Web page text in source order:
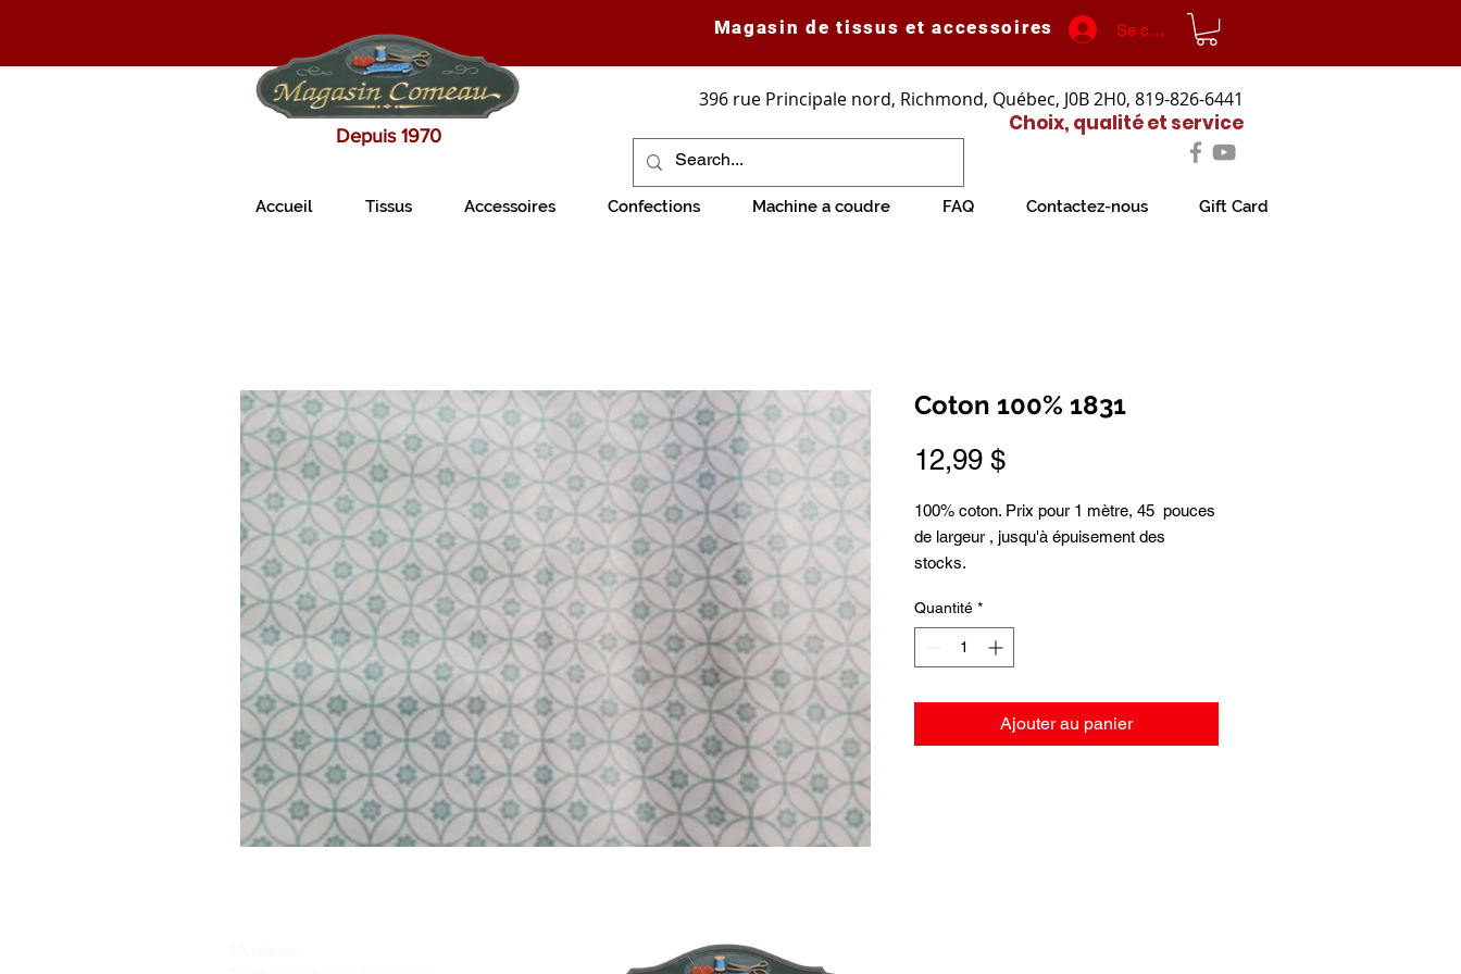
Magasin de tissus et accessoires Se connecter
396 rue Principale nord, Richmond, Québec, J0B 2H0, 819-826-6441
Choix, qualité et service
Depuis 1970
Accueil Tissus Accessoires Confections Machine a coudre FAQ Contactez-nous Gift Card
Coton 100% 1831
12,99 $Prix
100% coton. Prix pour 1 mètre, 45 pouces
de largeur , jusqu'à épuisement des
stocks.
Quantité *
Ajouter au panier